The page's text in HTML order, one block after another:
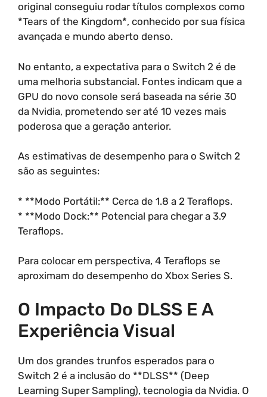
original conseguiu rodar títulos complexos como
*Tears of the Kingdom*, conhecido por sua física
avançada e mundo aberto denso.
No entanto, a expectativa para o Switch 2 é de
uma melhoria substancial. Fontes indicam que a
GPU do novo console será baseada na série 30
da Nvidia, prometendo ser até 10 vezes mais
poderosa que a geração anterior.
As estimativas de desempenho para o Switch 2
são as seguintes:
* **Modo Portátil:** Cerca de 1.8 a 2 Teraflops.
* **Modo Dock:** Potencial para chegar a 3.9
Teraflops.
Para colocar em perspectiva, 4 Teraflops se
aproximam do desempenho do Xbox Series S.
O Impacto Do DLSS E A
Experiência Visual
Um dos grandes trunfos esperados para o
Switch 2 é a inclusão do **DLSS** (Deep
Learning Super Sampling), tecnologia da Nvidia. O